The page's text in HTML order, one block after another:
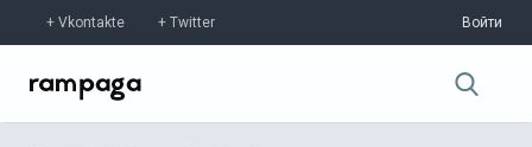
Vkontakte Twitter Войти